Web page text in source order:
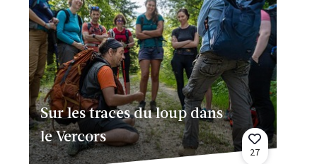
Sur les traces du loup dans
le Vercors
27